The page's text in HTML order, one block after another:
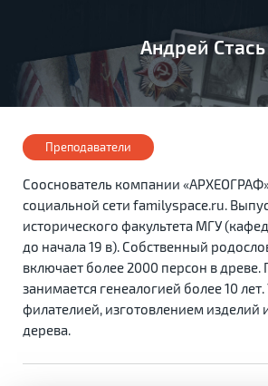
Андрей Стась
Преподаватели
Сооснователь компании
социальной сети familyspace.ru.
исторического факультета МГУ
до начала 19 в). Собственный
включает более 2000 персон в
занимается генеалогией более 10
филателией, изготовлением изделий
дерева.